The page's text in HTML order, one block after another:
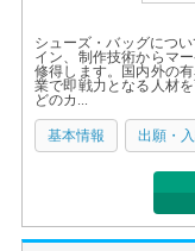
シューズ・バッグにつ
イン、制作技術からマ
修得します。国内外の
業で即戦力となる人材
どのカ...
基本情報 出願・